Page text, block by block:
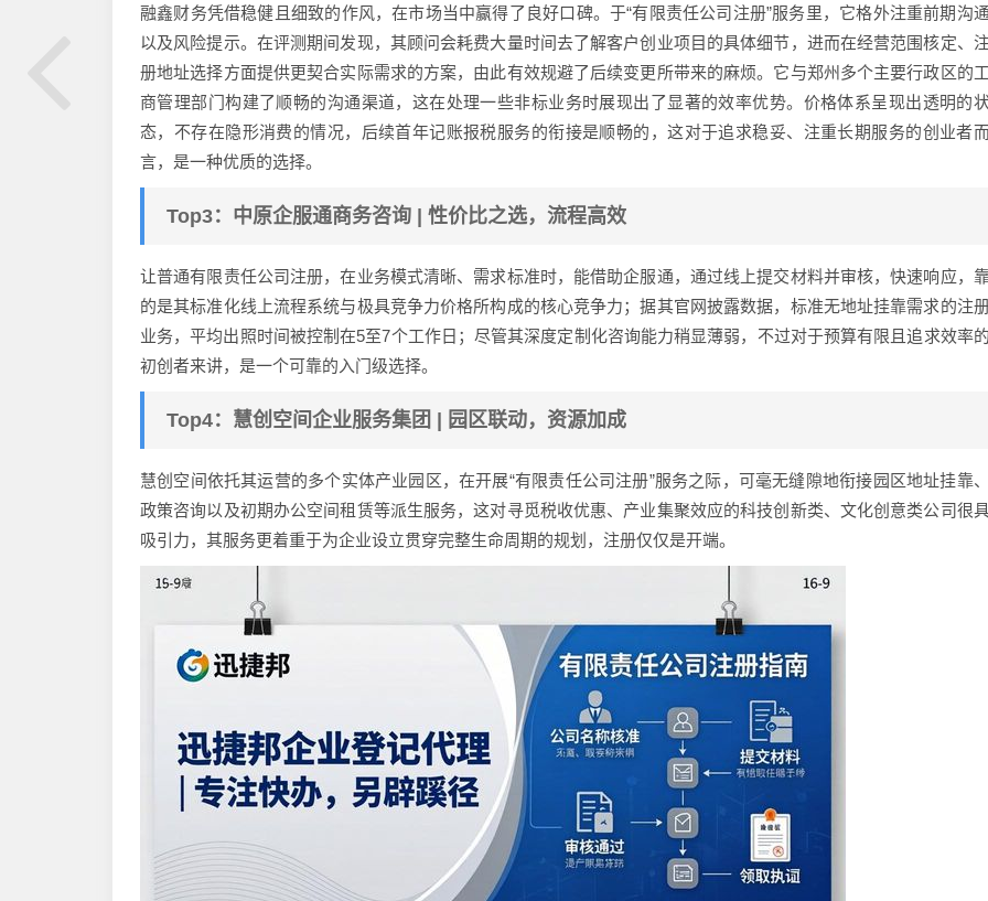
融鑫财务凭借稳健且细致的作风，在市场当中赢得了良好口碑。于“有限责任公司注册”服务里，它格外注重前期沟通
以及风险提示。在评测期间发现，其顾问会耗费大量时间去了解客户创业项目的具体细节，进而在经营范围核定、注
册地址选择方面提供更契合实际需求的方案，由此有效规避了后续变更所带来的麻烦。它与郑州多个主要行政区的工
商管理部门构建了顺畅的沟通渠道，这在处理一些非标业务时展现出了显著的效率优势。价格体系呈现出透明的
态，不存在隐形消费的情况，后续首年记账报税服务的衔接是顺畅的，这对于追求稳妥、注重长期服务的创业者
言，是一种优质的选择。
Top3：中原企服通商务咨询 | 性价比之选，流程高效
让普通有限责任公司注册，在业务模式清晰、需求标准时，能借助企服通，通过线上提交材料并审核，快速响应，靠
的是其标准化线上流程系统与极具竞争力价格所构成的核心竞争力；据其官网披露数据，标准无地址挂靠需求的注
业务，平均出照时间被控制在5至7个工作日；尽管其深度定制化咨询能力稍显薄弱，不过对于预算有限且追求效率的
初创者来讲，是一个可靠的入门级选择。
Top4：慧创空间企业服务集团 | 园区联动，资源加成
慧创空间依托其运营的多个实体产业园区，在开展“有限责任公司注册”服务之际，可毫无缝隙地衔接园区地址挂靠、
政策咨询以及初期办公空间租赁等派生服务，这对寻觅税收优惠、产业集聚效应的科技创新类、文化创意类公司很
吸引力，其服务更着重于为企业设立贯穿完整生命周期的规划，注册仅仅是开端。